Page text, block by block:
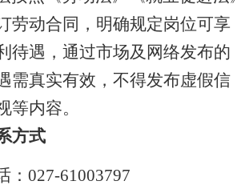
劳动合同，明确规定岗位可享
待遇，通过市场及网络发布的
需真实有效，不得发布虚假信
等内容。
方式
： 027-61003797